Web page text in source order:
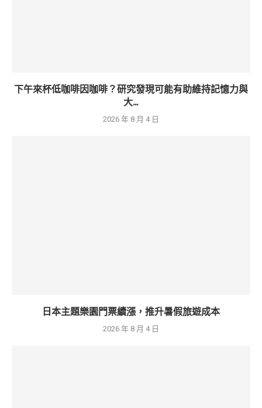
下午來杯低咖啡因咖啡？研究發現可能有助維持記憶力與
大...
2026 年 8 月 4 日
日本主題樂園門票續漲，推升暑假旅遊成本
2026 年 8 月 4 日